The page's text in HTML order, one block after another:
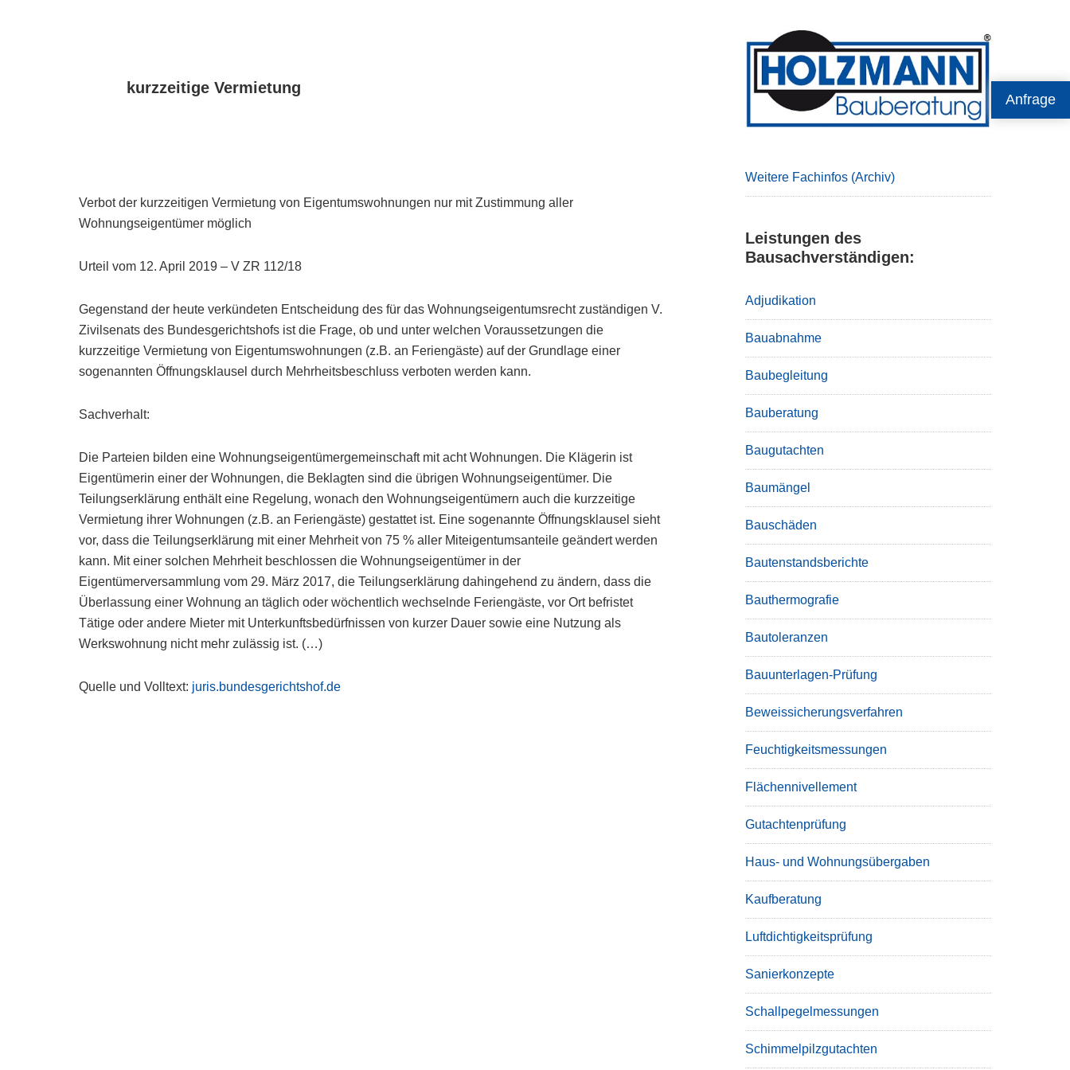
Anfrage
kurzzeitige Vermietung
Verbot der kurzzeitigen Vermietung von Eigentumswohnungen nur mit Zustimmung aller
Wohnungseigentümer möglich
Urteil vom 12. April 2019 – V ZR 112/18
Gegenstand der heute verkündeten Entscheidung des für das Wohnungseigentumsrecht zuständigen V.
Zivilsenats des Bundesgerichtshofs ist die Frage, ob und unter welchen Voraussetzungen die
kurzzeitige Vermietung von Eigentumswohnungen (z.B. an Feriengäste) auf der Grundlage einer
sogenannten Öffnungsklausel durch Mehrheitsbeschluss verboten werden kann.
Sachverhalt:
Die Parteien bilden eine Wohnungseigentümergemeinschaft mit acht Wohnungen. Die Klägerin ist
Eigentümerin einer der Wohnungen, die Beklagten sind die übrigen Wohnungseigentümer. Die
Teilungserklärung enthält eine Regelung, wonach den Wohnungseigentümern auch die kurzzeitige
Vermietung ihrer Wohnungen (z.B. an Feriengäste) gestattet ist. Eine sogenannte Öffnungsklausel sieht
vor, dass die Teilungserklärung mit einer Mehrheit von 75 % aller Miteigentumsanteile geändert werden
kann. Mit einer solchen Mehrheit beschlossen die Wohnungseigentümer in der
Eigentümerversammlung vom 29. März 2017, die Teilungserklärung dahingehend zu ändern, dass die
Überlassung einer Wohnung an täglich oder wöchentlich wechselnde Feriengäste, vor Ort befristet
Tätige oder andere Mieter mit Unterkunftsbedürfnissen von kurzer Dauer sowie eine Nutzung als
Werkswohnung nicht mehr zulässig ist. (…)
Quelle und Volltext: juris.bundesgerichtshof.de
Primary
Sidebar
Weitere Fachinfos (Archiv)
Leistungen des
Bausachverständigen:
Adjudikation
Bauabnahme
Baubegleitung
Bauberatung
Baugutachten
Baumängel
Bauschäden
Bautenstandsberichte
Bauthermografie
Bautoleranzen
Bauunterlagen-Prüfung
Beweissicherungsverfahren
Feuchtigkeitsmessungen
Flächennivellement
Gutachtenprüfung
Haus- und Wohnungsübergaben
Kaufberatung
Luftdichtigkeitsprüfung
Sanierkonzepte
Schallpegelmessungen
Schimmelpilzgutachten